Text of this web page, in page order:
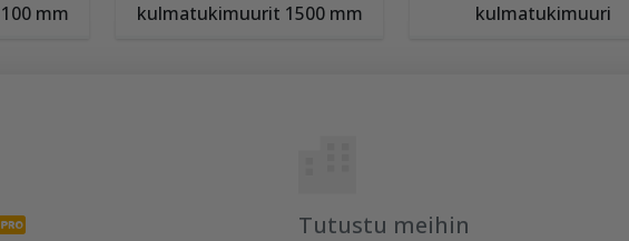
mm
kulmatukimuurit 1500 mm
kulmatukimuuri
Tutustu meihin